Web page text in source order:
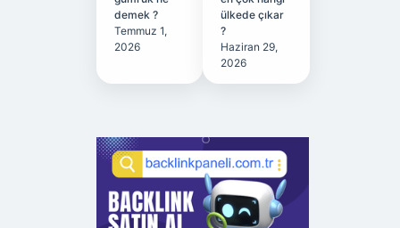
demek ?
Temmuz 1,
2026
ülkede çıkar
?
Haziran 29,
2026